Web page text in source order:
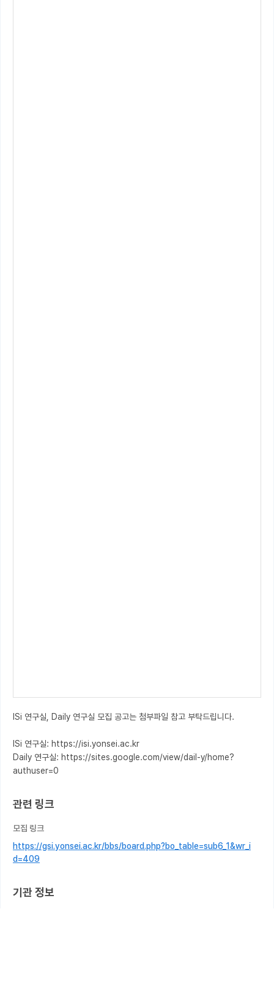
ISi 연구실, Daily 연구실 모집 공고는 첨부파일 참고 부탁드립니다.
ISi 연구실: https://isi.yonsei.ac.kr
Daily 연구실: https://sites.google.com/view/dail-y/home?
authuser=0
관련 링크
모집 링크
https://gsi.yonsei.ac.kr/bbs/board.php?bo_table=sub6_1&wr_i
d=409
기관 정보